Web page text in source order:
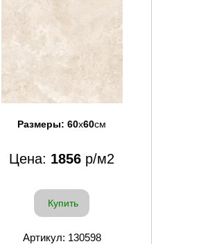
Размеры: 60x60см
Цена: 1856 р/м2
Купить
Артикул: 130598